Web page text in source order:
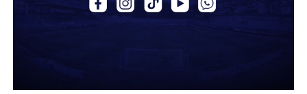
αν πρέπει να το φορέσεις ξανά ή να το χαρίσεις. Η Λαμία
δείχνει να μην ξέρει τι θέλει να είναι. Και αυτό είναι πάντα
φίλαθλοι και περίγυρος, αντί για παράγοντες